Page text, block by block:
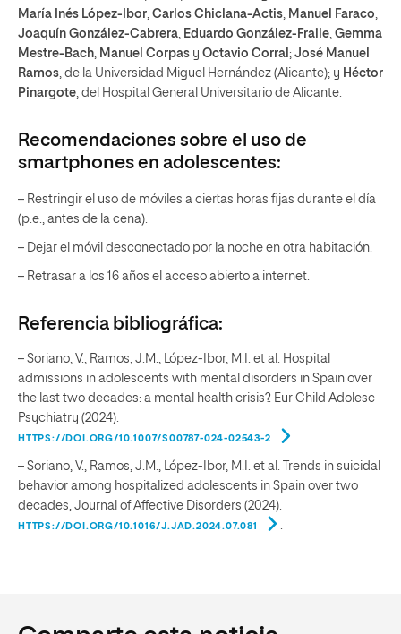
María Inés López-Ibor Carlos Chiclana-Actis Manuel Faraco
Joaquín González-Cabrera Eduardo González-Fraile Gemma
Mestre-Bach Manuel Corpas y Octavio Corral ; José Manuel
Ramos , de la Universidad Miguel Hernández (Alicante); y Héctor
Pinargote , del Hospital General Universitario de Alicante.
Recomendaciones sobre el uso de
smartphonesen adolescentes:
– Restringir el uso de móviles a ciertas horas fijas durante el día
(p.e., antes de la cena).
– Dejar el móvil desconectado por la noche en otra habitación.
– Retrasar a los 16 años el acceso abierto a internet.
Referencia bibliográfica:
– Soriano, V., Ramos, J.M., López-Ibor, M.I. et al. Hospital
admissions in adolescents with mental disorders in Spain over
the last two decades: a mental health crisis?. Eur Child Adolesc
Psychiatry (2024).
HTTPS://DOI.ORG/10.1007/S00787-024-02543-2
– Soriano, V., Ramos, J.M., López-Ibor, M.I. et al. Trends in suicidal
behavior among hospitalized adolescents in Spain over two
decades, Journal of Affective Disorders (2024).
HTTPS://DOI.ORG/10.1016/J.JAD.2024.07.081